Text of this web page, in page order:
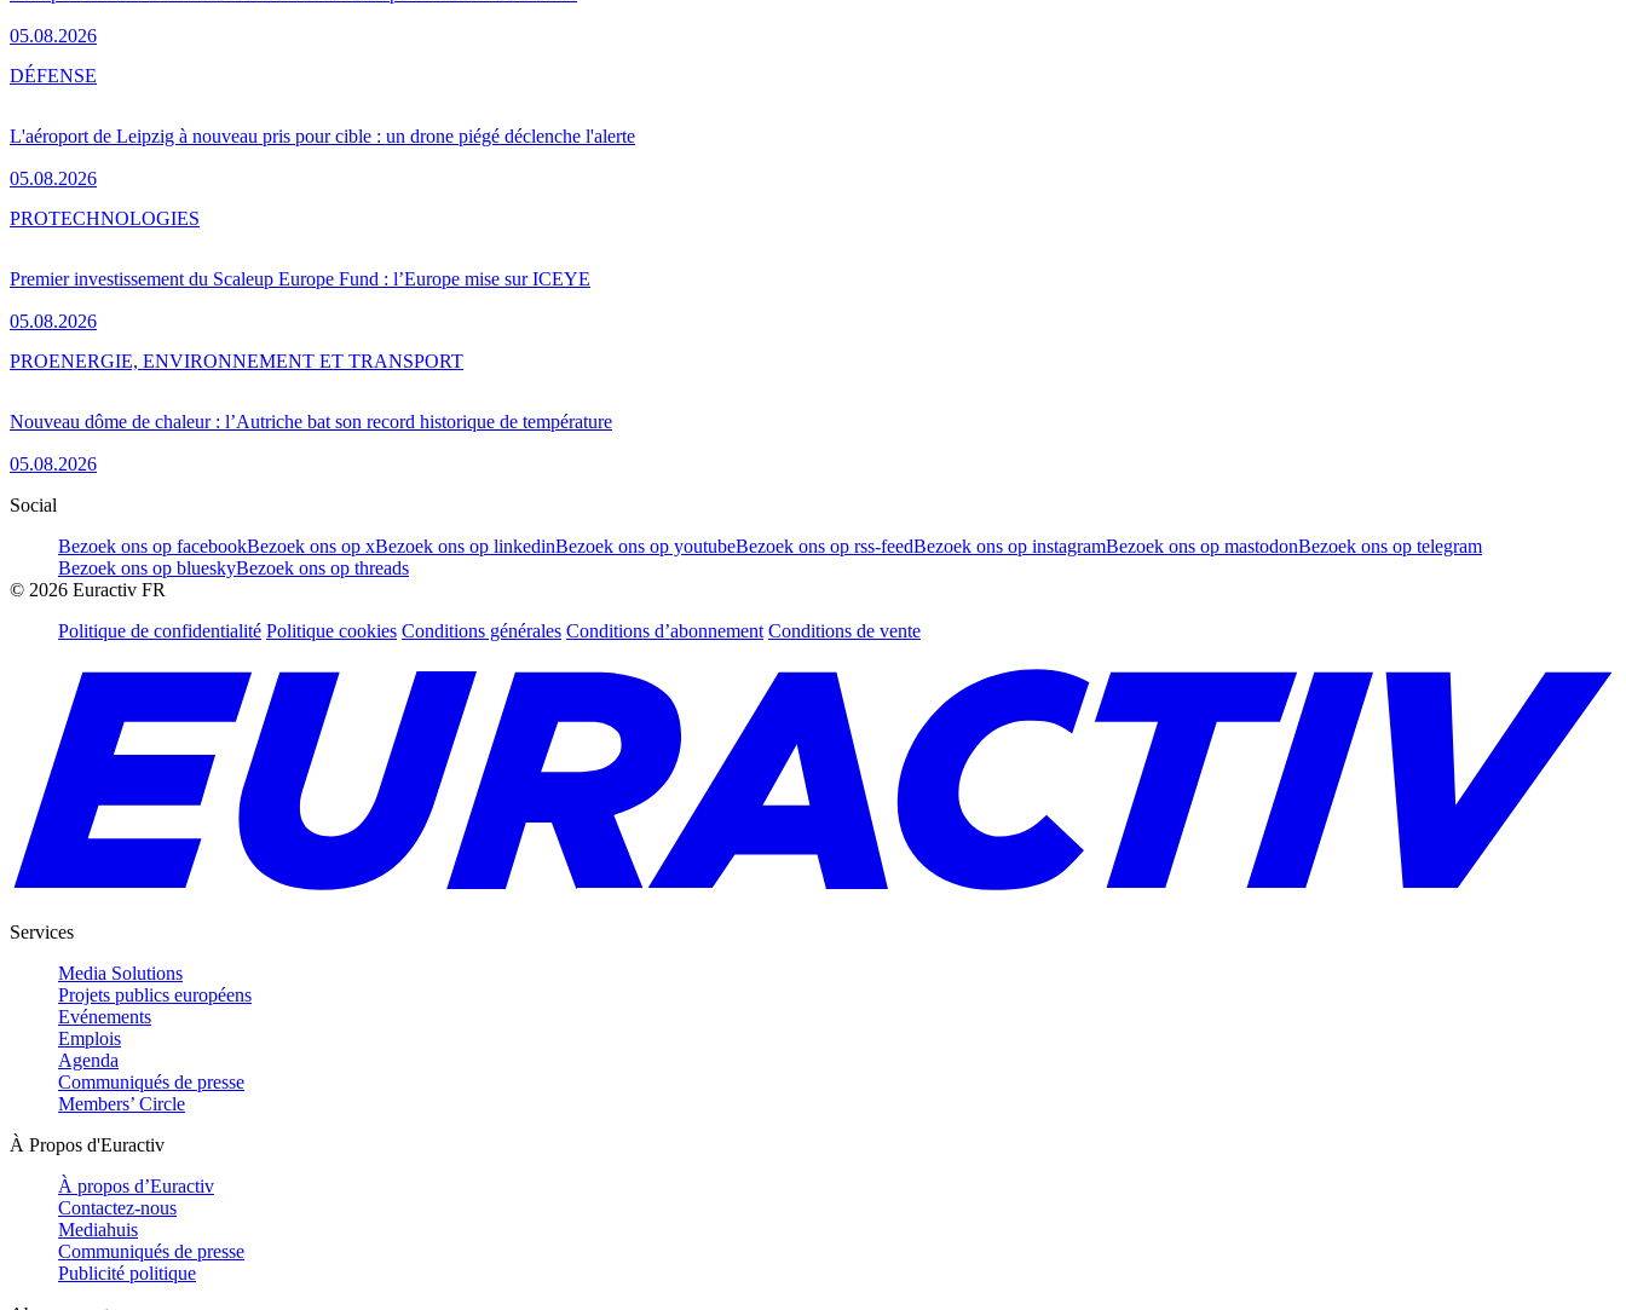
05.08.2026
L'aéroport de Leipzig à nouveau pris pour cible : un drone piégé déclenche l'alerte
05.08.2026
DÉFENSE
Premier investissement du Scaleup Europe Fund : l’Europe mise sur ICEYE
05.08.2026
PROTECHNOLOGIES
Nouveau dôme de chaleur : l’Autriche bat son record historique de température
05.08.2026
PROENERGIE, ENVIRONNEMENT ET TRANSPORT
Social
Bezoek ons op facebookBezoek ons op xBezoek ons op linkedinBezoek ons op youtubeBezoek ons op rss-feedBezoek ons op instagramBezoek ons op mastodonBezoek ons op telegram
Bezoek ons op blueskyBezoek ons op threads
© 2026 Euractiv FR
Politique de confidentialité Politique cookies Conditions générales Conditions d’abonnement Conditions de vente
Services
Media Solutions
Projets publics européens
Evénements
Emplois
Agenda
Communiqués de presse
Members’ Circle
À Propos d'Euractiv
À propos d’Euractiv
Contactez-nous
Mediahuis
Communiqués de presse
Publicité politique